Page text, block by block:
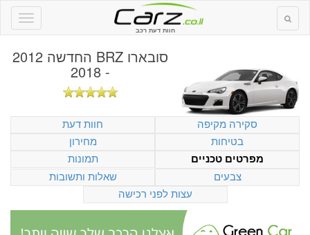
חוות דעת רכב
סובארו BRZ החדשה 2012
- 2018
סקירה מקיפה
חוות דעת
בטיחות
מחירון
מפרטים טכניים
תמונות
צבעים
שאלות ותשובות
עצות לפני רכישה